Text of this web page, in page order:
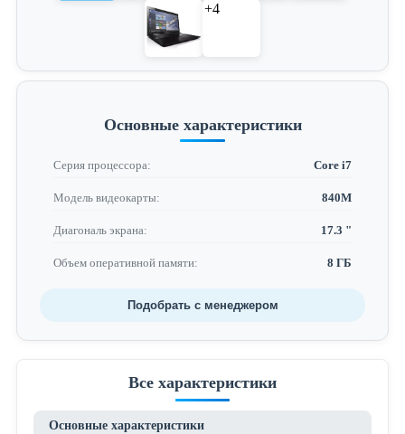
+4
Основные характеристики
Серия процессора: Core i7
Модель видеокарты: 840M
Диагональ экрана: 17.3 "
Объем оперативной памяти: 8 ГБ
Подобрать с менеджером
Все характеристики
Основные характеристики